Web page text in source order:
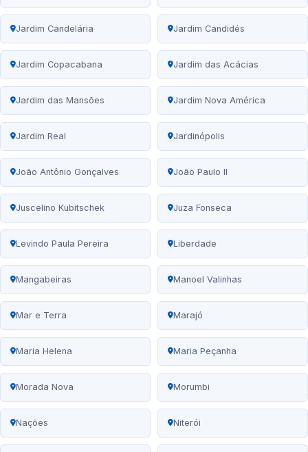
Jardim Candelária Jardim Candidés
Jardim Copacabana Jardim das Acácias
Jardim das Mansões Jardim Nova América
Jardim Real Jardinópolis
João Antônio Gonçalves João Paulo II
Juscelino Kubitschek Juza Fonseca
Levindo Paula Pereira Liberdade
Mangabeiras Manoel Valinhas
Mar e Terra Marajó
Maria Helena Maria Peçanha
Morada Nova Morumbi
Nações Niterói